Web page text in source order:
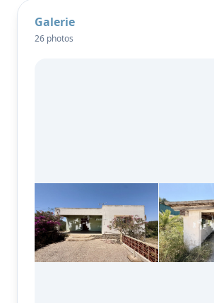
L'emplacement est l'un des
propriété. Sant Josep est réputé pour
atmosphère de village authentique,
La combinaison d'un terrain
surface bâtie existante et d'un
choix offre un énorme potentiel
transformation de la villa en une
Galerie
26 photos